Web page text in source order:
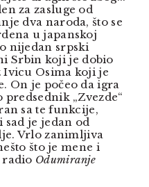
za zasluge od
dva naroda, što se
u japanskoj
nijedan srpski
Srbin koji je dobio
Ivicu Osima koji je
On je počeo da igra
predsednik „Zvezde“
sa te funkcije,
sad je jedan od
Vrlo zanimljiva
što je mene i
radio Odumiranje